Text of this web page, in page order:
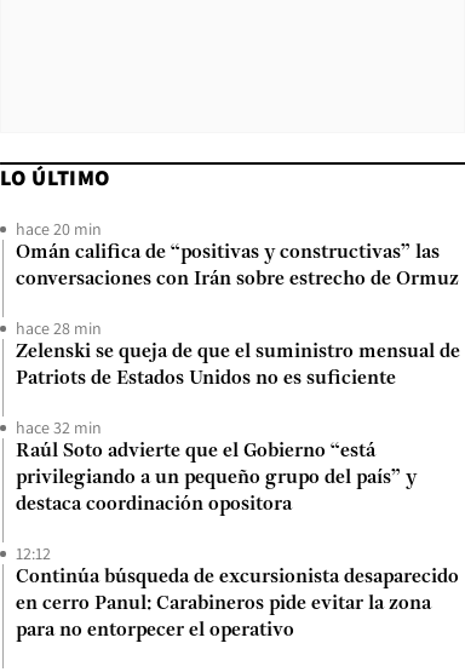
LO ÚLTIMO
hace 20 min
Omán califica de “positivas y constructivas” las
conversaciones con Irán sobre estrecho de Ormuz
hace 28 min
Zelenski se queja de que el suministro mensual de
Patriots de Estados Unidos no es suficiente
hace 32 min
Raúl Soto advierte que el Gobierno “está
privilegiando a un pequeño grupo del país” y
destaca coordinación opositora
12:12
Continúa búsqueda de excursionista desaparecido
en cerro Panul: Carabineros pide evitar la zona
para no entorpecer el operativo